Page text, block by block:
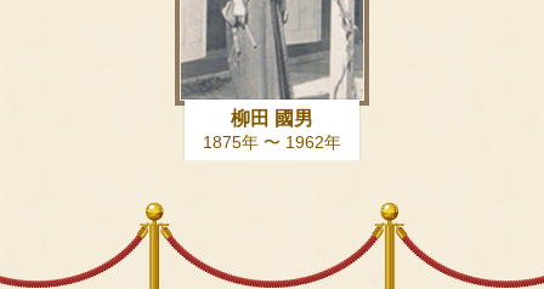
柳田 國男
1875年 〜 1962年